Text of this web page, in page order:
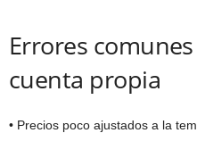
Errores
cuenta propia
• Precios poco ajustados a la